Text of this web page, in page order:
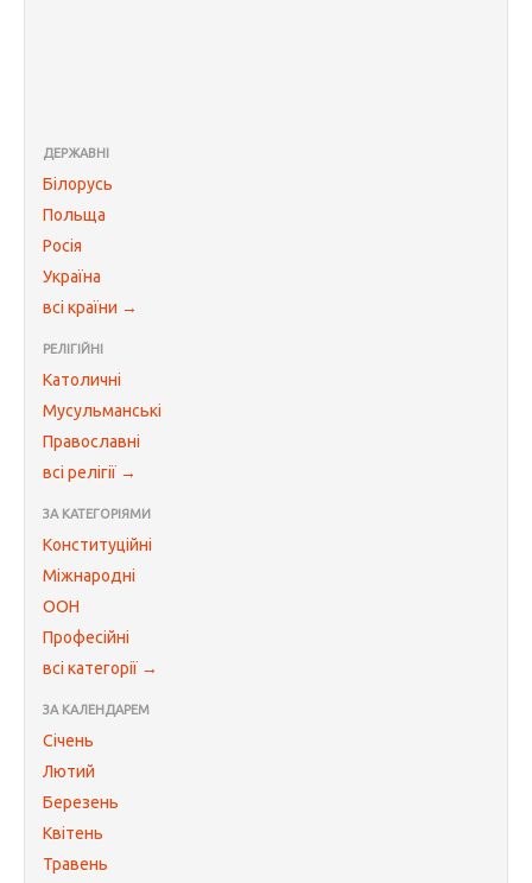
ДЕРЖАВНІ
Білорусь
Польща
Росія
Україна
всі країни →
РЕЛІГІЙНІ
Католичні
Мусульманські
Православні
всі релігії →
ЗА КАТЕГОРІЯМИ
Конституційні
Міжнародні
ООН
Професійні
всі категорії →
ЗА КАЛЕНДАРЕМ
Січень
Лютий
Березень
Квітень
Травень